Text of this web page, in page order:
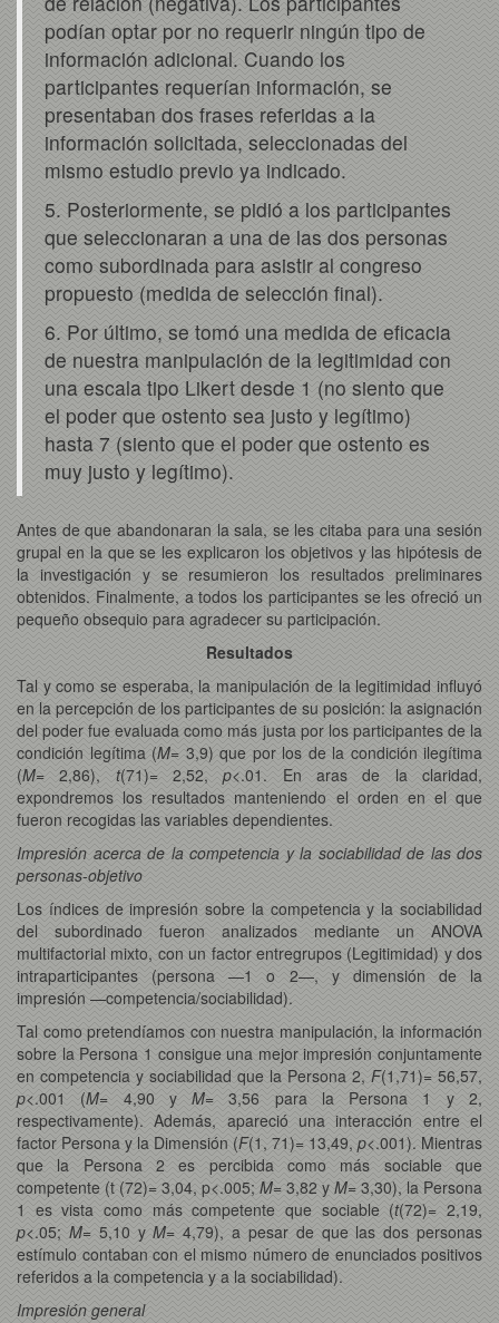
podían optar por no requerir ningún tipo de
información adicional. Cuando los
participantes requerían información, se
presentaban dos frases referidas a la
información solicitada, seleccionadas del
mismo estudio previo ya indicado.
5. Posteriormente, se pidió a los participantes
que seleccionaran a una de las dos personas
como subordinada para asistir al congreso
propuesto (medida de selección final).
6. Por último, se tomó una medida de eficacia
de nuestra manipulación de la legitimidad con
una escala tipo Likert desde 1 (no siento que
el poder que ostento sea justo y legítimo)
hasta 7 (siento que el poder que ostento es
muy justo y legítimo).
Antes de que abandonaran la sala, se les citaba para una sesión
grupal en la que se les explicaron los objetivos y las hipótesis de
la investigación y se resumieron los resultados preliminares
obtenidos. Finalmente, a todos los participantes se les ofreció un
pequeño obsequio para agradecer su participación.
Resultados
Tal y como se esperaba, la manipulación de la legitimidad influyó
en la percepción de los participantes de su posición: la asignación
del poder fue evaluada como más justa por los participantes de la
condición legítima (M= 3,9) que por los de la condición ilegítima
(M= 2,86), t(71)= 2,52,p<.01. En aras de la claridad,
expondremos los resultados manteniendo el orden en el que
fueron recogidas las variables dependientes.
Impresión acerca de la competencia y la sociabilidad de las dos
personas-objetivo
Los índices de impresión sobre la competencia y la sociabilidad
del subordinado fueron analizados mediante un ANOVA
multifactorial mixto, con un factor entregrupos (Legitimidad) y dos
intraparticipantes (persona —1 o 2—, y dimensión de la
impresión —competencia/sociabilidad).
Tal como pretendíamos con nuestra manipulación, la información
sobre la Persona 1 consigue una mejor impresión conjuntamente
en competencia y sociabilidad que la Persona 2, F(1,71)= 56,57,
p<.001 (M= 4,90 yM= 3,56 para la Persona 1 y 2,
respectivamente). Además, apareció una interacción entre el
factor Persona y la Dimensión (F(1, 71)= 13,49, p<.001). Mientras
que la Persona 2 es percibida como más sociable que
competente (t (72)= 3,04, p<.005; M= 3,82 y M= 3,30), la Persona
1 es vista como más competente que sociable (t(72)= 2,19,
p<.05; M= 5,10 yM= 4,79), a pesar de que las dos personas
estímulo contaban con el mismo número de enunciados positivos
referidos a la competencia y a la sociabilidad).
Impresión general